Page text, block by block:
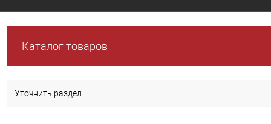
Каталог товаров
Уточнить раздел